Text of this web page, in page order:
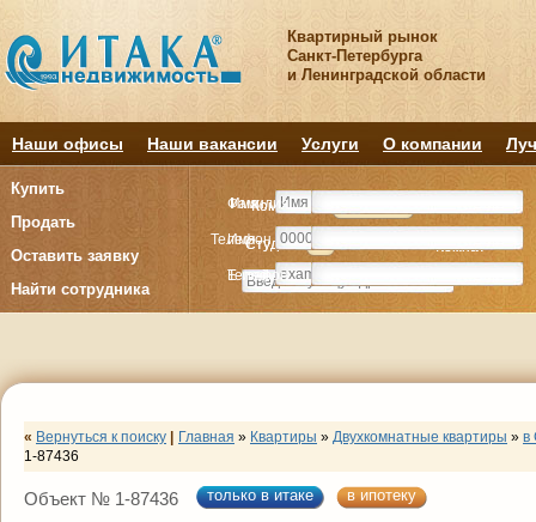
Квартирный рынок
Санкт-Петербурга
и Ленинградской области
Наши офисы Наши вакансии Услуги О компании
Купить
Продать
Оставить заявку
Найти сотрудника
Комнату
Студия Комнат
Комнату
Студия Комнат
Имя
Телефон
E-mail
Фамилия
Имя
Телефон
« Вернуться к поиску Главная » Квартиры » Двухкомнатные квартиры » в
1-87436
Объект № 1-87436 только в итаке в ипотеку